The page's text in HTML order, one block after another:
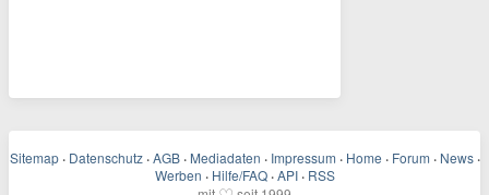
Sitemap · Datenschutz · AGB · Mediadaten · Impressum · Home · Forum · News ·
Werben · Hilfe/FAQ · API · RSS